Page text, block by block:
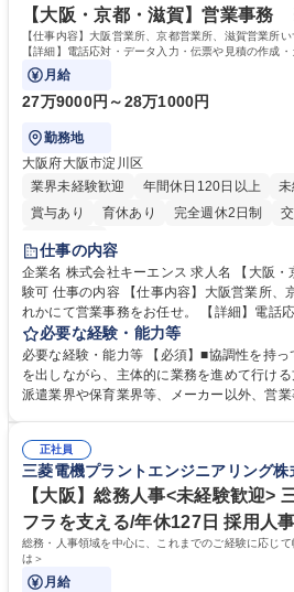
【大阪・京都・滋賀】営業事
【仕事内容】大阪営業所、京都営業所、滋賀営業所
【詳細】電話応対・データ入力・伝票や見積の作成
で発生する事務業務や業務改善をお任せ。
月給
27万9000円～28万1000円
勤務地
大阪府大阪市淀川区
業界未経験歓迎
年間休日120日以上
賞与あり
育休あり 完全週休2日制
土日祝休み
仕事の内容
企業名 株式会社キーエンス 求人名 【大阪・京都・滋賀】営業事務 ※未経
験可 仕事の内容 【仕事内容】大阪営業所、京都営業所、滋賀営業所いず
れかにて営業事務をお任せ。 【詳細】電話
の作成・カタログ送付・来客対応・営業所内
善をお任せ。 【教育制度】ご入社後、育成担当とペアになりながらOJTに
て業務を覚えていただくことが可能です。
れているため、スムーズに仕事に慣れるこ
募集職種 【大阪・京都・滋賀】営業事務 ※
必要な経験・能力等
必要な経験・能力等 【必須】■協調性を持
を出しながら、主体的に業務を進めて行け
派遣業界や保育業界等、メーカー以外、営
えて、お客様や社員の状況に合わせ、能動的
待され。組織を支えるスペシャリストとして
社員から頼られる存在になることができま
務の持ち帰りも禁止されており、メリハリの
歴・資格 学歴：大学院 大学 高専 短大 語学力
正社員
三菱電機プラントエンジニアリング株
【大阪】総務人事<未経験歓迎>
フラを支える/年休127日 採用人事
総務・人事領域を中心に、これまでのご経験に応じ
は＞
月給